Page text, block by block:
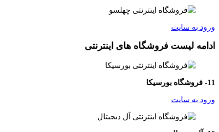
ورود به سایت
ادامه لیست فروشگاه های اینترنتی
11- فروشگاه بورسیکا
ورود به سایت